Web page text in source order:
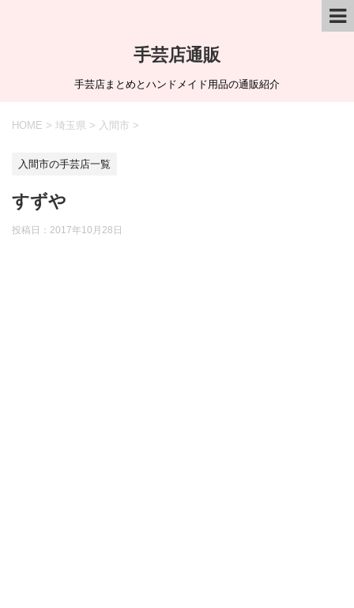
手芸店通販
手芸店まとめとハンドメイド用品の通販紹介
HOME > 埼玉県 > 入間市 >
入間市の手芸店一覧
すずや
投稿日： 2017年10月28日